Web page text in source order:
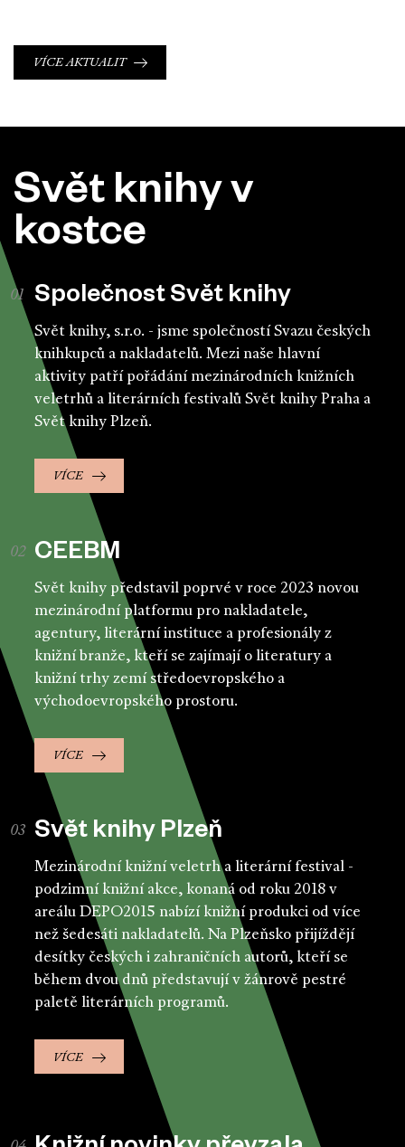
VÍCE AKTUALIT
Svět knihy v
kostce
Společnost Svět knihy
Svět knihy, s.r.o. - jsme společností Svazu českých
knihkupců a nakladatelů. Mezi naše hlavní
aktivity patří pořádání mezinárodních knižních
veletrhů a literárních festivalů Svět knihy Praha a
Svět knihy Plzeň.
VÍCE
CEEBM
Svět knihy představil poprvé v roce 2023 novou
mezinárodní platformu pro nakladatele,
agentury, literární instituce a profesionály z
knižní branže, kteří se zajímají o literatury a
knižní trhy zemí středoevropského a
východoevropského prostoru.
VÍCE
Svět knihy Plzeň
Mezinárodní knižní veletrh a literární festival -
podzimní knižní akce, konaná od roku 2018 v
areálu DEPO2015 nabízí knižní produkci od více
než šedesáti nakladatelů. Na Plzeňsko přijíždějí
desítky českých i zahraničních autorů, kteří se
během dvou dnů představují v žánrově pestré
paletě literárních programů.
VÍCE